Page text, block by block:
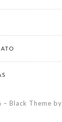
– Black Theme by